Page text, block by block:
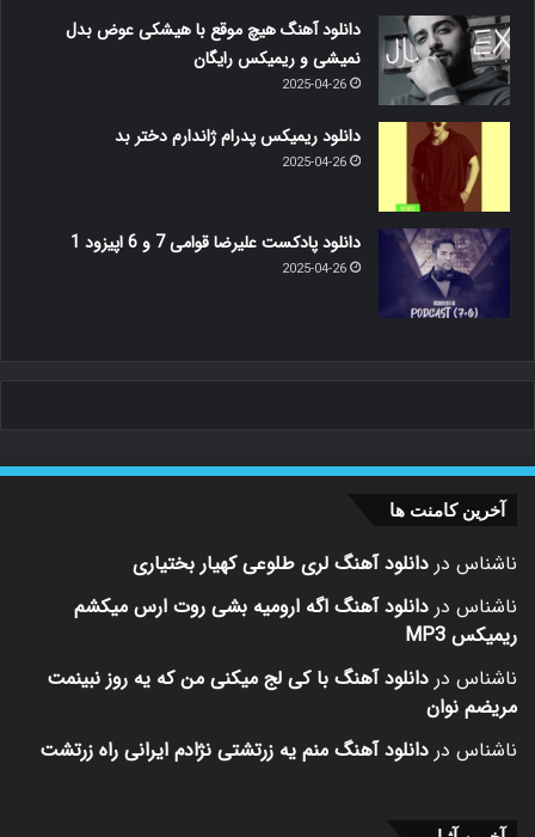
دانلود آهنگ هیچ موقع با هیشکی عوض بدل
نمیشی و ریمیکس رایگان
2025-04-26
دانلود ریمیکس پدرام ژاندارم دختر بد
2025-04-26
دانلود پادکست علیرضا قوامی 7 و 6 اپیزود 1
2025-04-26
آخرین کامنت ها
ناشناس در دانلود آهنگ لری طلوعی کهیار بختیاری
ناشناس در دانلود آهنگ اگه ارومیه بشی روت ارس میکشم
ریمیکس MP3
ناشناس در دانلود آهنگ با کی لج میکنی من که یه روز نبینمت
مریضم نوان
ناشناس در دانلود آهنگ منم یه زرتشتی نژادم ایرانی راه زرتشت